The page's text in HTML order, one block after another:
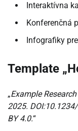
Interaktívna
Konferenčná
Infografiky
Template
„Example
2025.
BY 4.0.“